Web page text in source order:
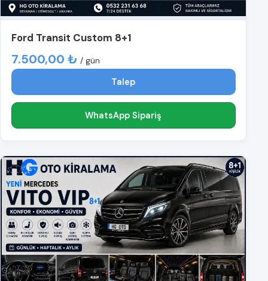
Ford Transit Custom 8+1
7.500,00 ₺ / gün
Talep
WhatsApp Sipariş